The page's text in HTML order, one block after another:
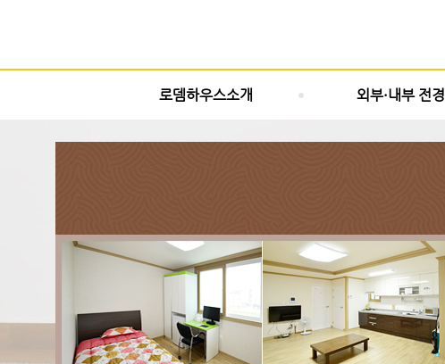
로뎀하우스소개 외부·내부 전경